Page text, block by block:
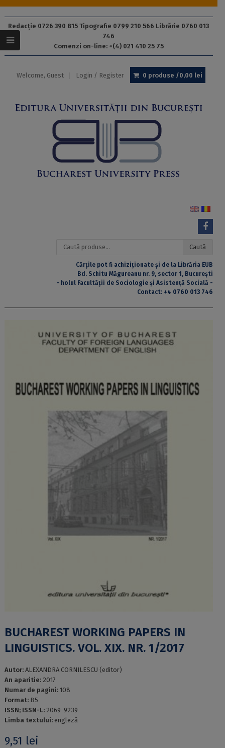
Redacție 0726 390 815 Tipografie 0799 210 566 Librărie 0760 013
746
Comenzi on-line: +(4) 021 410 25 75
Welcome, Guest Login / Register 0 produse /0,00 lei
Caută
Caută
Cărțile pot fi achiziționate și de la Librăria EUB
Bd. Schitu Măgureanu nr. 9, sector 1, București
- holul Facultății de Sociologie și Asistență Socială -
Contact: +4 0760 013 746
BUCHAREST WORKING PAPERS IN
LINGUISTICS. VOL. XIX. NR. 1/2017
Autor: ALEXANDRA CORNILESCU (editor)
An aparitie: 2017
Numar de pagini: 108
Format: B5
ISSN; ISSN-L: 2069-9239
Limba textului: engleză
9,51 lei